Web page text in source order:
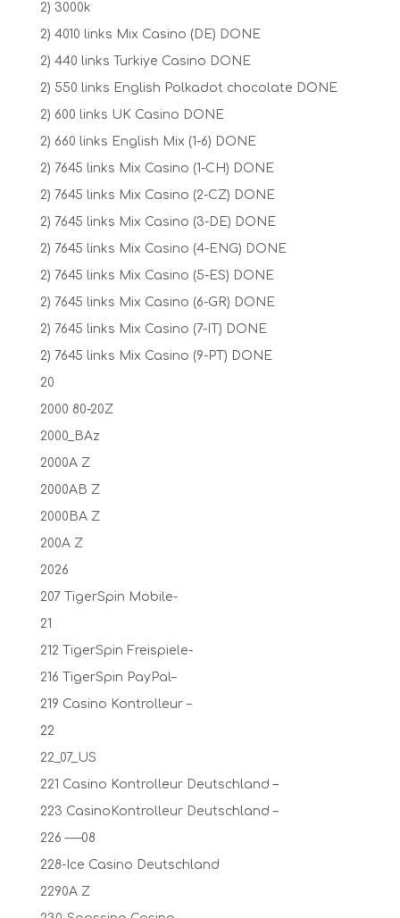
2) 3000k
2) 4010 links Mix Casino (DE) DONE
2) 440 links Turkiye Casino DONE
2) 550 links English Polkadot chocolate DONE
2) 600 links UK Casino DONE
2) 660 links English Mix (1-6) DONE
2) 7645 links Mix Casino (1-CH) DONE
2) 7645 links Mix Casino (2-CZ) DONE
2) 7645 links Mix Casino (3-DE) DONE
2) 7645 links Mix Casino (4-ENG) DONE
2) 7645 links Mix Casino (5-ES) DONE
2) 7645 links Mix Casino (6-GR) DONE
2) 7645 links Mix Casino (7-IT) DONE
2) 7645 links Mix Casino (9-PT) DONE
20
2000 80-20Z
2000_BAz
2000A Z
2000AB Z
2000BA Z
200A Z
2026
207 TigerSpin Mobile-
21
212 TigerSpin Freispiele-
216 TigerSpin PayPal–
219 Casino Kontrolleur –
22
22_07_US
221 Casino Kontrolleur Deutschland –
223 CasinoKontrolleur Deutschland –
226 —–08
228-Ice Casino Deutschland
2290A Z